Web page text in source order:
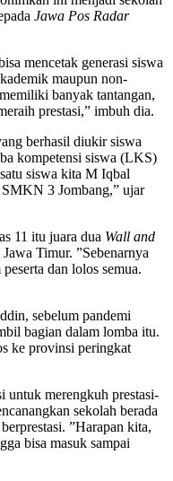
Jawa Pos Radar
mencetak generasi siswa
maupun non-
banyak tantangan,
prestasi,” imbuh dia.
berhasil diukir siswa
kompetensi siswa (LKS)
siswa kita M Iqbal
3 Jombang,” ujar
11 itu juara dua Wall and
Timur. ”Sebenarnya
dan lolos semua.
sebelum pandemi
bagian dalam lomba itu.
ke provinsi peringkat
untuk merengkuh prestasi-
sekolah berada
”Harapan kita,
bisa masuk sampai